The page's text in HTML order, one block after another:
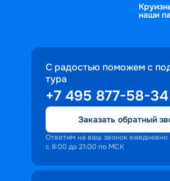
наши
С радостью поможем с
тура
+7 495 877-58-34
Заказать обратный
Ответим на ваш звонок ежедневно
с 8:00 до 21:00 по МСК